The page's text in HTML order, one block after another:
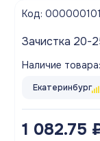
Код:
Зачистка 20-
Наличие товара:
Екатеринбург
1 082.75